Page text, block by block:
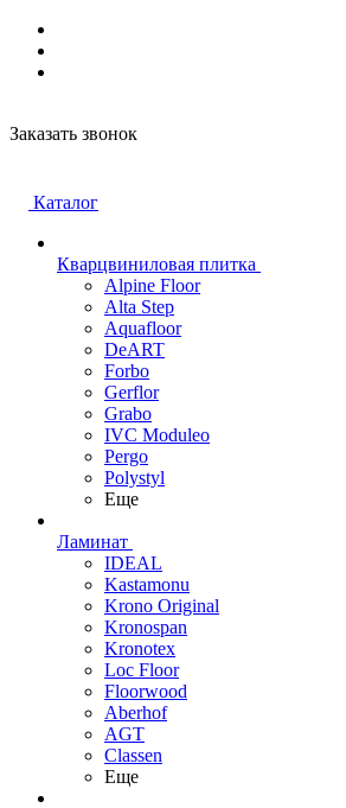
Заказать звонок
Каталог
Кварцвиниловая плитка
Alpine Floor
Alta Step
Aquafloor
DeART
Forbo
Gerflor
Grabo
IVC Moduleo
Pergo
Polystyl
Еще
Ламинат
IDEAL
Kastamonu
Krono Original
Kronospan
Kronotex
Loc Floor
Floorwood
Aberhof
AGT
Classen
Еще